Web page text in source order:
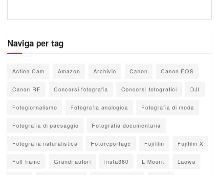
Naviga per tag
Action Cam Amazon Archivio Canon Canon EOS
Canon RF Concorsi fotografia Concorsi fotografici DJI
Fotogiornalismo Fotografia analogica Fotografia di moda
Fotografia di paesaggio Fotografia documentaria
Fotografia naturalistica Fotoreportage Fujifilm Fujifilm X
Full frame Grandi autori Insta360 L-Mount Laowa